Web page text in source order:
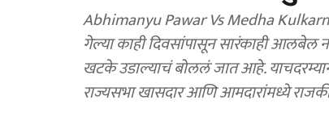
Abhimanyu Pawar Vs Medha
गेल्या काही दिवसांपासून सारंकाही आलबेल नसल्याचं बोललं जात
खटके उडाल्याचं बोललं जात आहे.
राज्यसभा खासदार आणि आमदारांमध्ये